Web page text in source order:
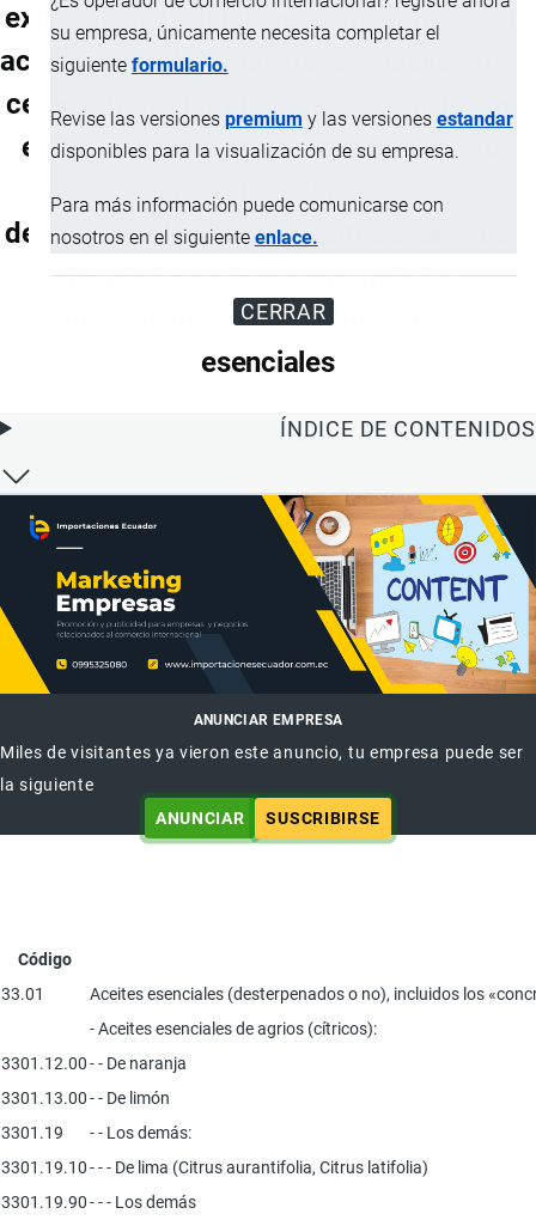
su empresa, únicamente necesita completar el
siguiente formulario.
Revise las versiones premium y las versiones estandar
disponibles para la visualización de su empresa.
Para más información puede comunicarse con
nosotros en el siguiente enlace.
CERRAR
extracción; disoluciones concen­tradas de
aceites esenciales en grasas, aceites fijos,
ceras o materias análogas, obtenidas por
enflorado o maceración; subproductos
terpénicos residuales de la
desterpenación de los aceites esenciales;
destilados acuosos aromáticos y
disoluciones acuosas de aceites
esenciales
ÍNDICE DE CONTENIDOS
ANUNCIAR EMPRESA
Miles de visitantes ya vieron este anuncio, tu empresa puede ser
la siguiente
ANUNCIAR
SUSCRIBIRSE
Código
33.01
Aceites esenciales (desterpenados o no), incluidos los
- Aceites esenciales de agrios (cítricos):
3301.12.00- - De naranja
3301.13.00- - De limón
3301.19
- - Los demás:
3301.19.10- - - De lima (Citrus aurantifolia, Citrus latifolia)
3301.19.90- - - Los demás